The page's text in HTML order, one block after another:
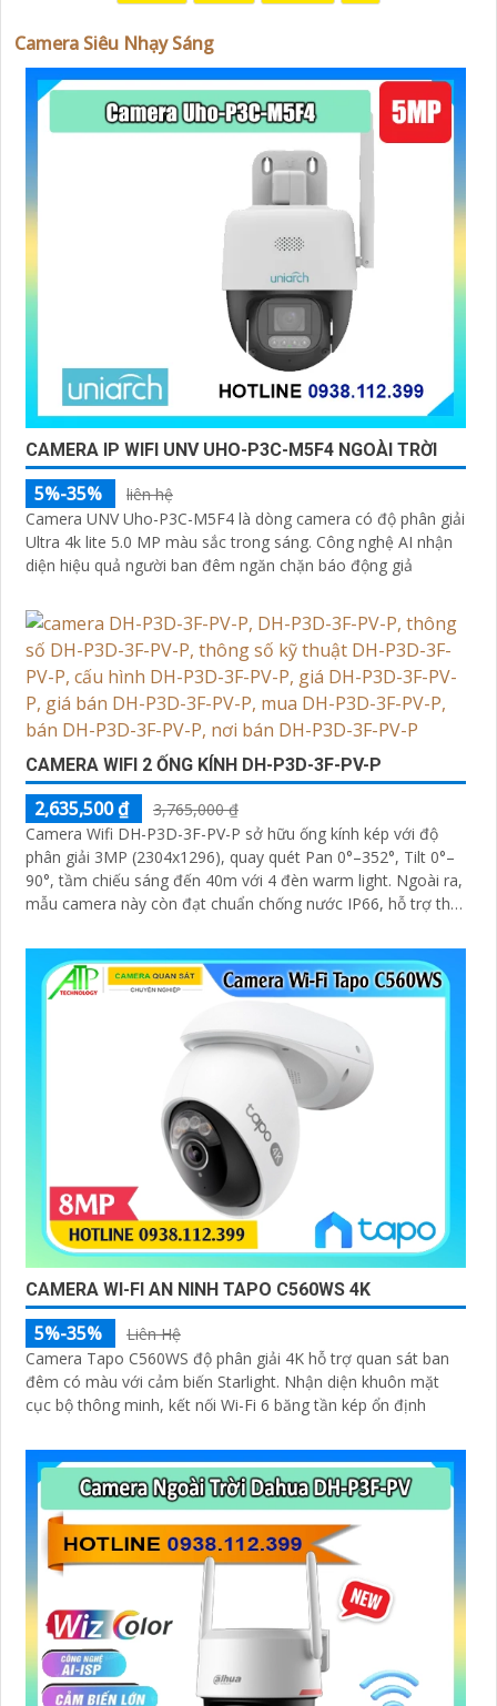
Camera Siêu Nhạy Sáng
CAMERA IP WIFI UNV UHO-P3C-M5F4 NGOÀI TRỜI
5%-35%
liên hệ
Camera UNV Uho-P3C-M5F4 là dòng camera có độ phân giải
Ultra 4k lite 5.0 MP màu sắc trong sáng. Công nghệ AI nhận
diện hiệu quả người ban đêm ngăn chặn báo động giả
CAMERA WIFI 2 ỐNG KÍNH DH-P3D-3F-PV-P
2,635,500 ₫
3,765,000 ₫
Camera Wifi DH-P3D-3F-PV-P sở hữu ống kính kép với độ
phân giải 3MP (2304x1296), quay quét Pan 0°–352°, Tilt 0°–
90°, tầm chiếu sáng đến 40m với 4 đèn warm light. Ngoài ra,
mẫu camera này còn đạt chuẩn chống nước IP66, hỗ trợ thẻ
CAMERA WI-FI AN NINH TAPO C560WS 4K
5%-35%
Liên Hệ
Camera Tapo C560WS độ phân giải 4K hỗ trợ quan sát ban
đêm có màu với cảm biến Starlight. Nhận diện khuôn mặt
cục bộ thông minh, kết nối Wi-Fi 6 băng tần kép ổn định